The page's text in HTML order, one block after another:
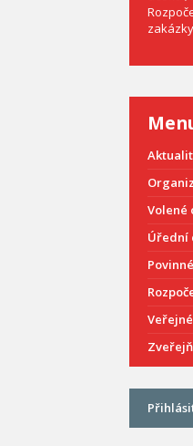
zakázky
Volené
Úřední